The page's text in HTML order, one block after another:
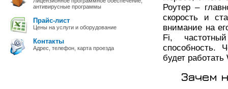
антивирусные программы
Прайс-лист
Цены на услуги и оборудование
Контакты
Адрес, телефон, карта проезда
Роутер –
скорость и
внимание на
Fi,
способность.
будет работать
Зачем